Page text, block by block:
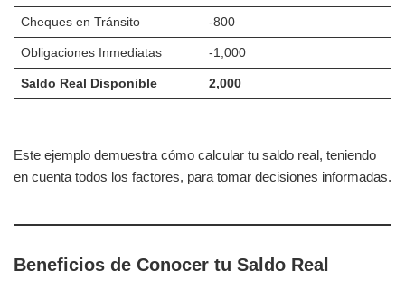
Cheques en Tránsito -800
Obligaciones Inmediatas -1,000
Saldo Real Disponible 2,000
Este ejemplo demuestra cómo calcular tu saldo real, teniendo
en cuenta todos los factores, para tomar decisiones informadas.
Beneficios de Conocer tu Saldo Real